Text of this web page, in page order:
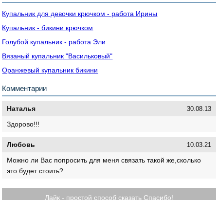
Купальник для девочки крючком - работа Ирины
Купальник - бикини крючком
Голубой купальник - работа Эли
Вязаный купальник "Васильковый"
Оранжевый купальник бикини
Комментарии
Наталья 30.08.13
Здорово!!!
Любовь 10.03.21
Можно ли Вас попросить для меня связать такой же,сколько
это будет стоить?
Лайк - простой способ сказать Спасибо!